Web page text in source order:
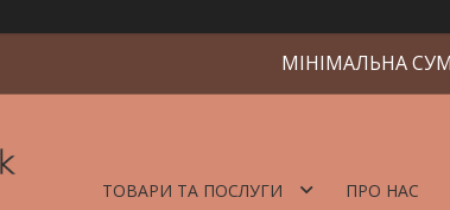
МІНІМАЛЬНА
ТОВАРИ ТА ПОСЛУГИ ПРО НАС